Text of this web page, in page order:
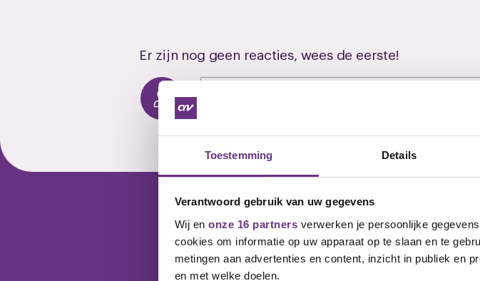
Toestemming Details
Verantwoord gebruik van uw gegevens
Wij en onze 16 partners verwerken je persoonlijke
cookies om informatie op uw apparaat op te slaan en te
metingen aan advertenties en content, inzicht in publiek en
en met welke doelen.
Er zijn nog geen reacties, wees de eerste!
Wil jij ook meer invloed
Word vandaag nog lid van CNV, nu tijdelijk de